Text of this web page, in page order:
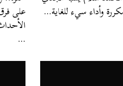
وأداء سيء للغاية… على
…